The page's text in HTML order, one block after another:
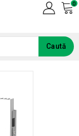
0
Caută